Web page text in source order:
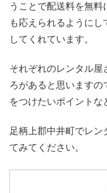
うことで配送料を無
も応えられるように
してくれています。
それぞれのレンタル屋
ろがあると思います
をつけたいポイントな
足柄上郡中井町でレン
てみてください。